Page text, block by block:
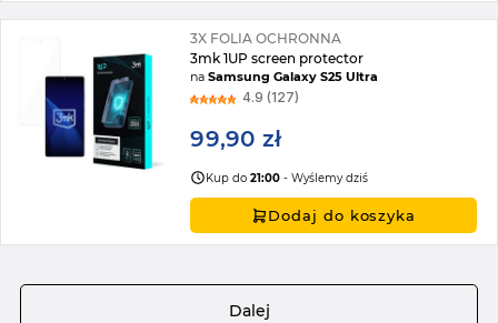
3X FOLIA OCHRONNA
3mk 1UP screen protector
naSamsung Galaxy S25 Ultra
4.9 (127)
99,90 zł
Kup do21:00 - Wyślemy dziś
Dodaj do koszyka
Dalej